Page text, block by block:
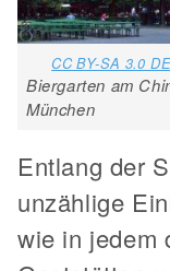
CC BY-SA 3.0 DE
Biergarten am
München
Entlang der
unzählige
wie in jedem